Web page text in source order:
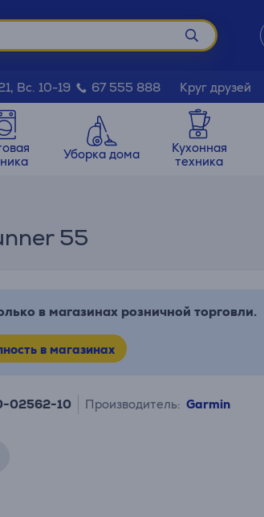
Вс. 10-19 67 555 888 Круг друзей
Уборка дома
Кухонная
техника
55
в магазинах розничной торговли.
в магазинах
02562-10 Производитель: Garmin